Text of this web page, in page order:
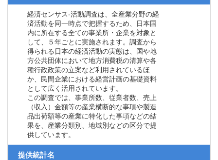
経済センサス‐活動調査は、全産業分野の経
済活動を同一時点で把握するため、日本国
内に所在する全ての事業所・企業を対象と
して、５年ごとに実施されます。調査から
得られる日本の経済活動の実態は、国や地
方公共団体において地方消費税の清算や各
種行政政策の立案など利用されているほ
か、民間企業における経営計画の基礎資料
として広く活用されています。
この調査では、事業所数、従業者数、売上
（収入）金額等の産業横断的な事項や製造
品出荷額等の産業に特化した事項などの結
果を、産業分類別、地域別などの区分で提
供しています。
提供統計名